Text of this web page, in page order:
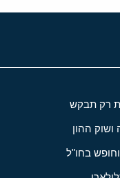
רק תבקש
ושוק ההון
וחופש בחו"ל